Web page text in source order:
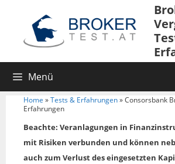
Menü
Home »Tests & Erfahrungen»Consorsbank
Erfahrungen
Beachte: Veranlagungen in
mit Risiken verbunden und können
auch zum Verlust des eingesetzten